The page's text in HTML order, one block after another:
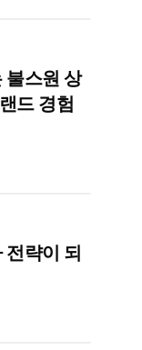
불스원 상
드 경험
전략이 되